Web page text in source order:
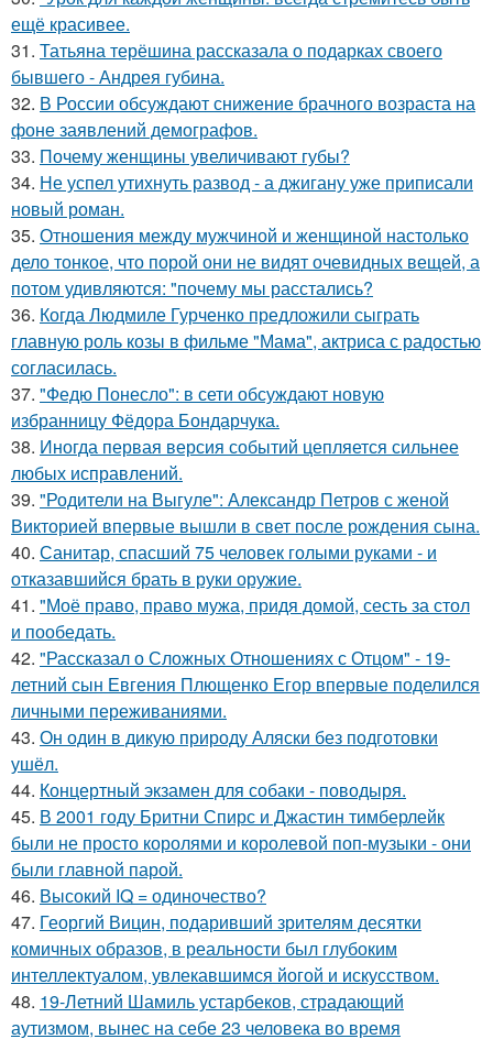
ещё красивее.
31. Татьяна терёшина рассказала о подарках своего
бывшего - Андрея губина.
32. В России обсуждают снижение брачного возраста на
фоне заявлений демографов.
33. Почему женщины увеличивают губы?
34. Не успел утихнуть развод - а джигану уже приписали
новый роман.
35. Отношения между мужчиной и женщиной настолько
дело тонкое, что порой они не видят очевидных вещей, а
потом удивляются: "почему мы расстались?
36. Когда Людмиле Гурченко предложили сыграть
главную роль козы в фильме "Мама", актриса с радостью
согласилась.
37. "Федю Понесло": в сети обсуждают новую
избранницу Фёдора Бондарчука.
38. Иногда первая версия событий цепляется сильнее
любых исправлений.
39. "Родители на Выгуле": Александр Петров с женой
Викторией впервые вышли в свет после рождения сына.
40. Санитар, спасший 75 человек голыми руками - и
отказавшийся брать в руки оружие.
41. "Моё право, право мужа, придя домой, сесть за стол
и пообедать.
42. "Рассказал о Сложных Отношениях с Отцом" - 19-
летний сын Евгения Плющенко Егор впервые поделился
личными переживаниями.
43. Он один в дикую природу Аляски без подготовки
ушёл.
44. Концертный экзамен для собаки - поводыря.
45. В 2001 году Бритни Спирс и Джастин тимберлейк
были не просто королями и королевой поп-музыки - они
были главной парой.
46. Высокий IQ = одиночество?
47. Георгий Вицин, подаривший зрителям десятки
комичных образов, в реальности был глубоким
интеллектуалом, увлекавшимся йогой и искусством.
48. 19-Летний Шамиль устарбеков, страдающий
аутизмом, вынес на себе 23 человека во время